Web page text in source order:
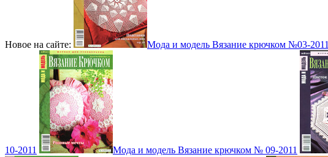
Новое на сайте: Мода и модель Вязание крючком №03-2011
10-2011 Мода и модель Вязание крючком № 09-2011